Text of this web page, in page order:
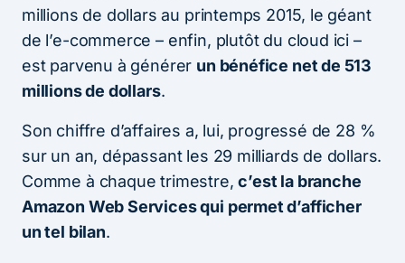
millions de dollars au printemps 2015, le géant
de l’e-commerce – enfin, plutôt du cloud ici –
est parvenu à générer un bénéfice net de 513
millions de dollars.
Son chiffre d’affaires a, lui, progressé de 28 %
sur un an, dépassant les 29 milliards de dollars.
Comme à chaque trimestre,c’est la branche
Amazon Web Services qui permet d’afficher
un tel bilan.